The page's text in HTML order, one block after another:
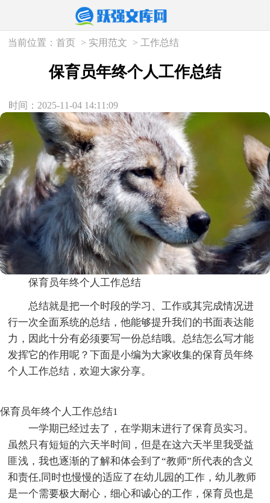
当前位置：首页 > 实用范文 > 工作总结
保育员年终个人工作总结
时间：2025-11-04 14:11:09
保育员年终个人工作总结
总结就是把一个时段的学习、工作或其完成情况进
行一次全面系统的总结，他能够提升我们的书面表达能
力，因此十分有必须要写一份总结哦。总结怎么写才能
发挥它的作用呢？下面是小编为大家收集的保育员年终
个人工作总结，欢迎大家分享。
保育员年终个人工作总结1
一学期已经过去了，在学期末进行了保育员实习。
虽然只有短短的六天半时间，但是在这六天半里我受益
匪浅，我也逐渐的了解和体会到了“教师”所代表的含义
和责任,同时也慢慢的适应了在幼儿园的工作，幼儿教师
是一个需要极大耐心，细心和诚心的工作，保育员也是